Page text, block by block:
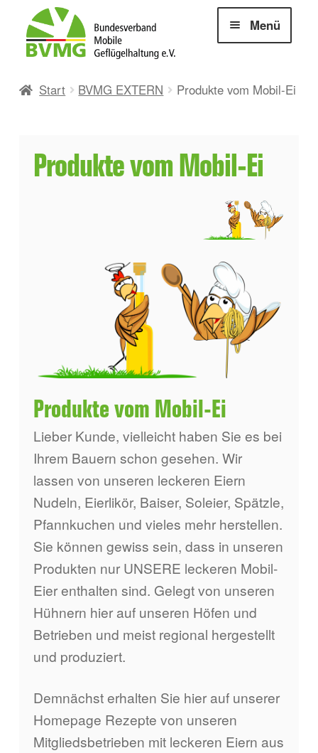
Zur
Navigation
springen
Zum
Inhalt
springen
Menü
Mein Mobil-Ei
öffnen
Mein frisches Mobil-Ei
Verpackung
Produkte vom Mobil-Ei
Mobile Geflügelhaltung
Unsere Mitarbeiterinnen
Mein Mobil-Fleisch
öffnen
Start BVMG EXTERN Produkte vom Mobil-Ei
Produkte vom Mobil-Ei
Produkte vom Mobil-Ei
Lieber Kunde, vielleicht haben Sie es bei
Ihrem Bauern schon gesehen. Wir
lassen von unseren leckeren Eiern
Nudeln, Eierlikör, Baiser, Soleier, Spätzle,
Pfannkuchen und vieles mehr herstellen.
Sie können gewiss sein, dass in unseren
Produkten nur UNSERE leckeren Mobil-
Eier enthalten sind. Gelegt von unseren
Hühnern hier auf unseren Höfen und
Betrieben und meist regional hergestellt
und produziert.
Demnächst erhalten Sie hier auf unserer
Homepage Rezepte von unseren
Mitgliedsbetrieben mit leckeren Eiern aus